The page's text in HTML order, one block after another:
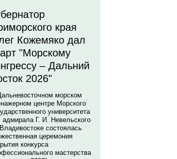
края
Кожемяко дал
"Морскому
– Дальний
2026"
морском
центре Морского
университета
адмирала Г. И. Невельского
состоялась
церемония
конкурса
мастерства